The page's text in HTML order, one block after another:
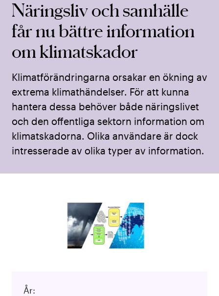
Näringsliv och samhälle
får nu bättre information
om klimatskador
Klimatförändringarna orsakar en ökning av
extrema klimathändelser. För att kunna
hantera dessa behöver både näringslivet
och den offentliga sektorn information om
klimatskadorna. Olika användare är dock
intresserade av olika typer av information.
År: